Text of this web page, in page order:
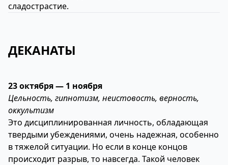
сладострастие.
ДЕКАНАТЫ
23 октября — 1 ноября
Цельность, гипнотизм, неистовость, верность,
оккультизм
Это дисциплинированная личность, обладающая
твердыми убеждениями, очень надежная, особенно
в тяжелой ситуации. Но если в конце концов
происходит разрыв, то навсегда. Такой человек